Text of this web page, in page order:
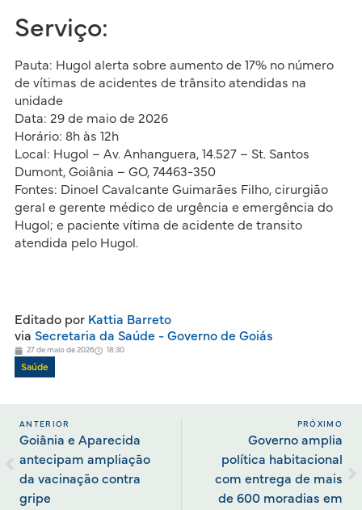
Serviço:
Pauta: Hugol alerta sobre aumento de 17% no número
de vítimas de acidentes de trânsito atendidas na
unidade
Data: 29 de maio de 2026
Horário: 8h às 12h
Local: Hugol – Av. Anhanguera, 14.527 – St. Santos
Dumont, Goiânia – GO, 74463-350
Fontes: Dinoel Cavalcante Guimarães Filho, cirurgião
geral e gerente médico de urgência e emergência do
Hugol; e paciente vítima de acidente de transito
atendida pelo Hugol.
Editado porKattia Barreto
via Secretaria da Saúde - Governo de Goiás
27 de maio de 2026 18:30
Saúde
ANTERIOR
Goiânia e Aparecida
antecipam ampliação
da vacinação contra
gripe
PRÓXIMO
Governo amplia
política habitacional
com entrega de mais
de 600 moradias em